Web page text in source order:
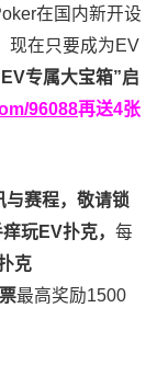
在国内新开设
现在只要成为EV
专属大宝箱”启
96088再送4张
赛程， 敬请锁
玩EV扑克， 每
克
最高奖励1500